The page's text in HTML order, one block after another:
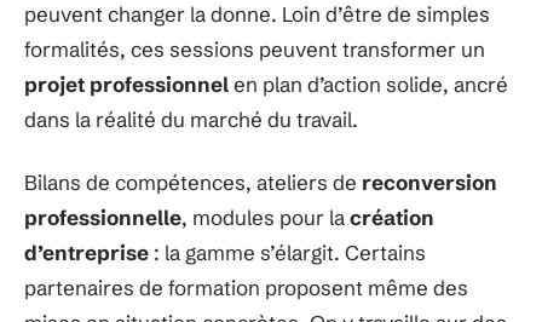
peuvent changer la donne. Loin d’être de simples
formalités, ces sessions peuvent transformer un
projet professionnelen plan d’action solide, ancré
dans la réalité du marché du travail.
Bilans de compétences, ateliers de reconversion
professionnelle, modules pour lacréation
d’entreprise : la gamme s’élargit. Certains
partenaires de formation proposent même des